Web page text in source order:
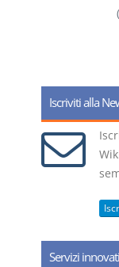
Iscriviti alla
Servizi